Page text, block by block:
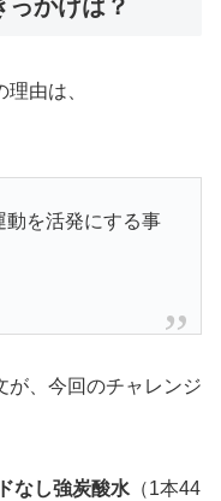
かけは？
由は、
動を活発にする事
が、今回のチャレンジ
なし強炭酸水 （1本44